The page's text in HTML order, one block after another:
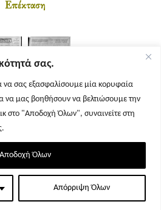
σας.
να σας εξασφαλίσουμε μία κορυφαία
να μας βοηθήσουν να βελτιώσουμε την
στο "Αποδοχή Όλων", συναινείτε στη
Απόρριψη Όλων
Αποδοχή Όλων
Επέκταση
1 Σελίδα 2